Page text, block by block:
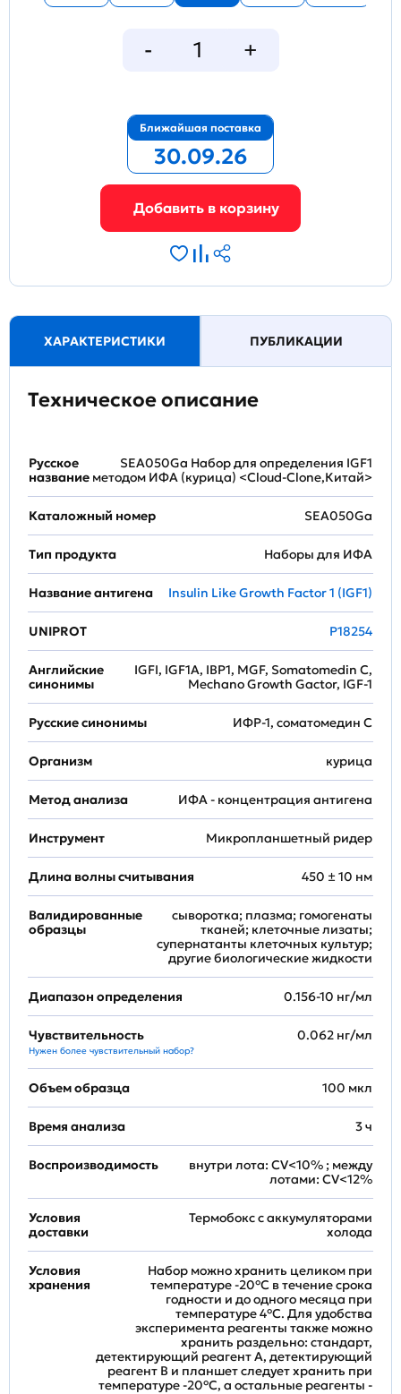
Ближайшая поставка
30.09.26
ХАРАКТЕРИСТИКИ ПУБЛИКАЦИИ
Техническое описание
Русское
название
SEA050Ga Набор для определения IGF1
методом ИФА (курица) <Cloud-Clone,Китай>
Каталожный номер SEA050Ga
Тип продукта Наборы для ИФА
Название антигена Insulin Like Growth Factor 1 (IGF1)
UNIPROT P18254
Английские
синонимы
IGFI, IGF1A, IBP1, MGF, Somatomedin C,
Mechano Growth Gactor, IGF-1
Русские синонимы ИФР-1, соматомедин С
Организм курица
Метод анализа ИФА - концентрация антигена
Инструмент Микропланшетный ридер
Длина волны считывания 450 ± 10 нм
Валидированные
образцы
сыворотка; плазма; гомогенаты
тканей; клеточные лизаты;
супернатанты клеточных культур;
другие биологические жидкости
Диапазон определения 0.156-10 нг/мл
Чувствительность
Нужен более чувствительный набор?
0.062 нг/мл
Объем образца 100 мкл
Время анализа 3 ч
Воспроизводимость
внутри лота: CV<10% ; между
лотами: CV<12%
Условия
доставки
Термобокс с аккумуляторами
холода
Условия
хранения
Набор можно хранить целиком при
температуре -20°C в течение срока
годности и до одного месяца при
температуре 4°C. Для удобства
эксперимента реагенты также можно
хранить раздельно: стандарт,
детектирующий реагент A, детектирующий
реагент B и планшет следует хранить при
температуре -20°C, а остальные реагенты -